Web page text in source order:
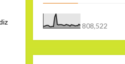
808,522